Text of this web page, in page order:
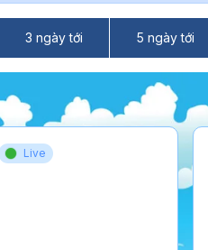
3 ngày tới 5 ngày tới
Live